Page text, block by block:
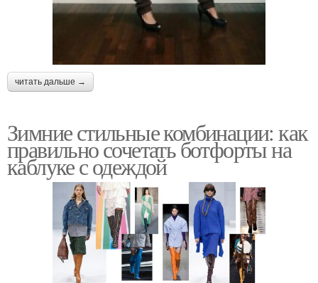
читать дальше →
Зимние стильные комбинации: как
правильно сочетать ботфорты на
каблуке с одеждой